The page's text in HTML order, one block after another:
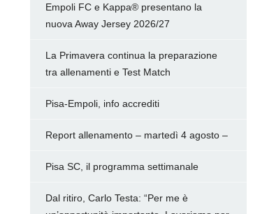
Empoli FC e Kappa® presentano la
nuova Away Jersey 2026/27
La Primavera continua la preparazione
tra allenamenti e Test Match
Pisa-Empoli, info accrediti
Report allenamento – martedì 4 agosto –
Pisa SC, il programma settimanale
Dal ritiro, Carlo Testa: “Per me è